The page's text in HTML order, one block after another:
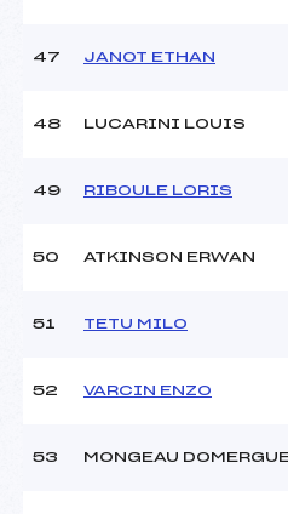
47 JANOT ETHAN
48 LUCARINI LOUIS
49 RIBOULE LORIS
50 ATKINSON ERWAN
51 TETU MILO
52 VARCIN ENZO
53 MONGEAU